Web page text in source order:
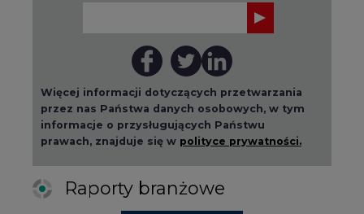
Więcej informacji dotyczących przetwarzania
przez nas Państwa danych osobowych, w tym
informacje o przysługujących Państwu
prawach, znajduje się w polityce prywatności.
Raporty branżowe